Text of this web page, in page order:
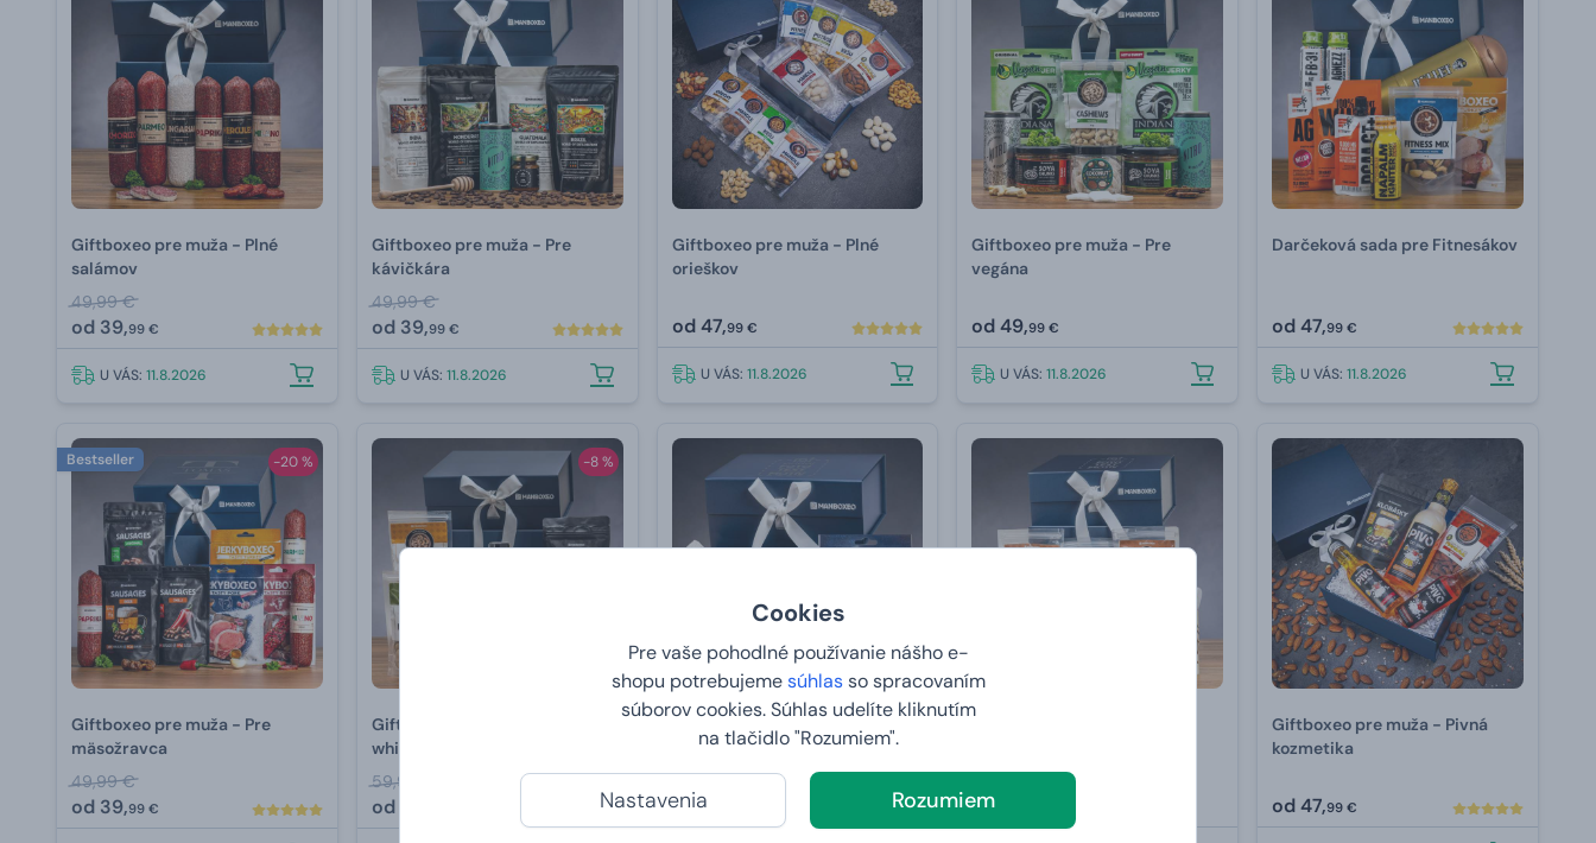
Cookies
Pre vaše pohodlné používanie nášho e-
shopu potrebujemesúhlasso spracovaním
súborov cookies. Súhlas udelíte kliknutím
na tlačidlo "Rozumiem".
Nastavenia Rozumiem
Giftboxeo pre muža - Plné
salámov
49,99 €
od 39,99 €
U VÁS: 11.8.2026
Giftboxeo pre muža - Pre
kávičkára
49,99 €
od 39,99 €
U VÁS: 11.8.2026
Giftboxeo pre muža - Plné
orieškov
od47,99 €
U VÁS: 11.8.2026
Giftboxeo pre muža - Pre
vegána
od49,99 €
U VÁS:11.8.2026
Darčeková sada pre Fitnesákov
od47,99 €
U VÁS:11.8.2026
-20 %
Bestseller
Giftboxeo pre muža - Pre
mäsožravca
49,99 €
od 39,99 €
-8 %
Giftboxeo pre muža - pre
whiskára
59,99 €
od
gurmána
od47, od
Giftboxeo pre muža - Pivná
kozmetika
od47,99 €